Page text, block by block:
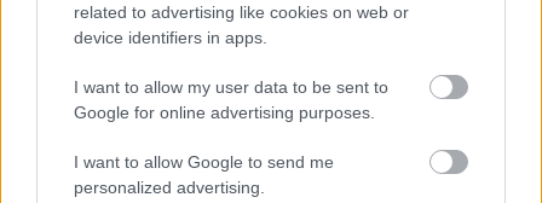
related to advertising like cookies on web or
device identifiers in apps.
I want to allow my user data to be sent to
Google for online advertising purposes.
I want to allow Google to send me
personalized advertising.